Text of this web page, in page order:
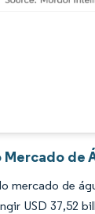
Mercado de
mercado de
USD 37,52